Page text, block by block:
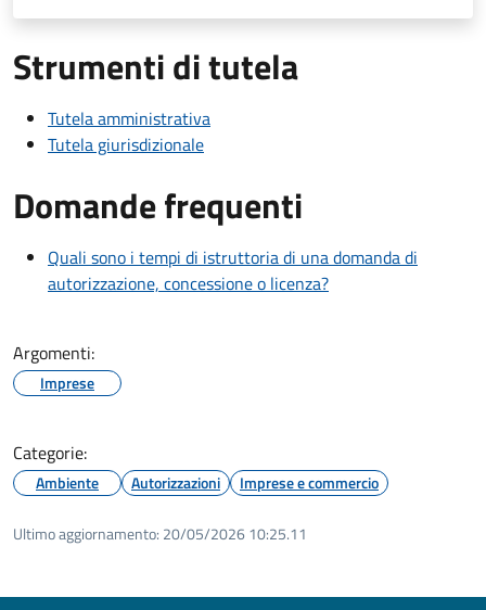
Strumenti di tutela
Tutela amministrativa
Tutela giurisdizionale
Domande frequenti
Quali sono i tempi di istruttoria di una domanda di
autorizzazione, concessione o licenza?
Argomenti:
Imprese
Categorie:
Ambiente Autorizzazioni Imprese e commercio
Ultimo aggiornamento: 20/05/2026 10:25.11